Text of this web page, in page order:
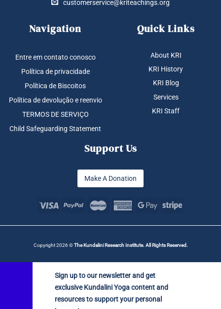
customerservice@kriteachings.org
Navigation
Entre em contato conosco
Política de privacidade
Política de Biscoitos
Política de devolução e reenvio
TERMOS DE SERVIÇO
Child Safeguarding Statement
Quick Links
About KRI
KRI History
KRI Blog
Services
KRI Staff
Support Us
Make A Donation
Copyright 2026 ©The Kundalini Research Institute. All Rights Reserved.
Sign up to our newsletter and get
exclusive Kundalini Yoga content and
resources to support your personal